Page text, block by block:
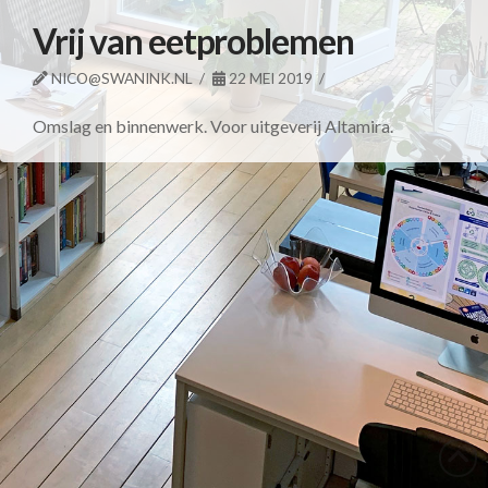
Vrij van eetproblemen
NICO@SWANINK.NL 22 MEI 2019
Omslag en binnenwerk. Voor uitgeverij Altamira.